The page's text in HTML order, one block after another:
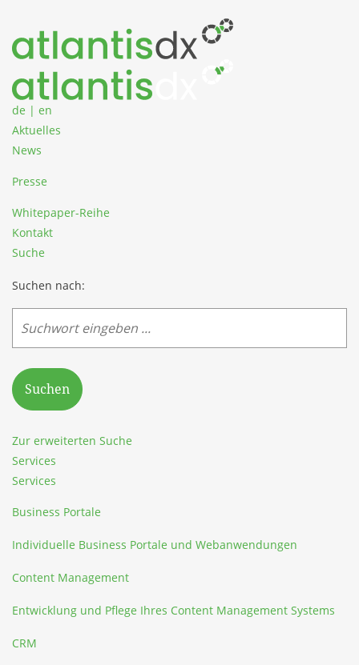
de | en
Aktuelles
News
Presse
Whitepaper-Reihe
Kontakt
Suche
Suchen nach:
Suchen
Zur erweiterten Suche
Services
Services
Business Portale
Individuelle Business Portale und Webanwendungen
Content Management
Entwicklung und Pflege Ihres Content Management Systems
CRM